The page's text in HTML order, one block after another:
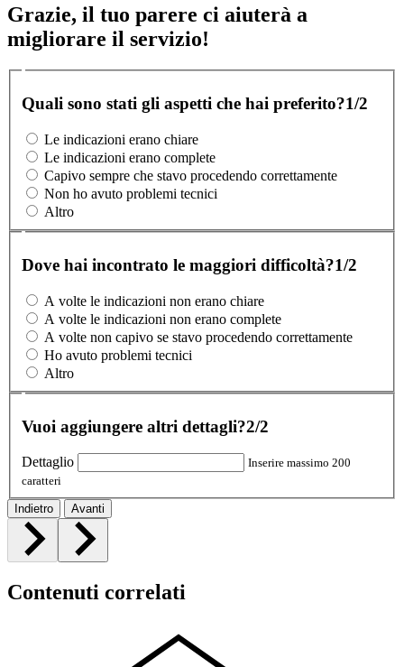
Grazie, il tuo parere ci aiuterà a
migliorare il servizio!
Quali sono stati gli aspetti che hai preferito?1/2
Le indicazioni erano chiare
Le indicazioni erano complete
Capivo sempre che stavo procedendo correttamente
Non ho avuto problemi tecnici
Altro
Dove hai incontrato le maggiori difficoltà?1/2
A volte le indicazioni non erano chiare
A volte le indicazioni non erano complete
A volte non capivo se stavo procedendo correttamente
Ho avuto problemi tecnici
Altro
Vuoi aggiungere altri dettagli?2/2
Dettaglio
Inserire massimo 200
caratteri
Indietro Avanti
Contenuti correlati